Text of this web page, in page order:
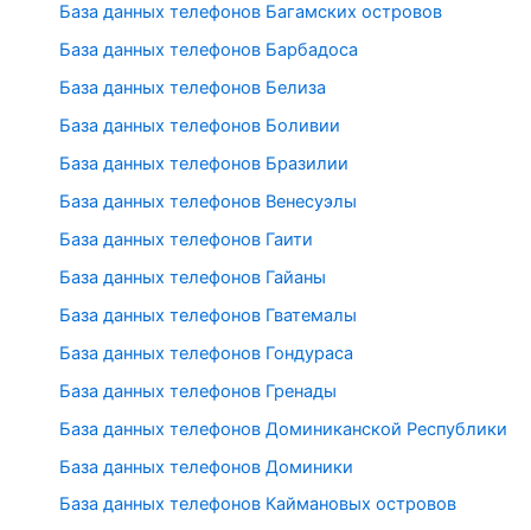
База данных телефонов Багамских островов
База данных телефонов Барбадоса
База данных телефонов Белиза
База данных телефонов Боливии
База данных телефонов Бразилии
База данных телефонов Венесуэлы
База данных телефонов Гаити
База данных телефонов Гайаны
База данных телефонов Гватемалы
База данных телефонов Гондураса
База данных телефонов Гренады
База данных телефонов Доминиканской Республики
База данных телефонов Доминики
База данных телефонов Каймановых островов